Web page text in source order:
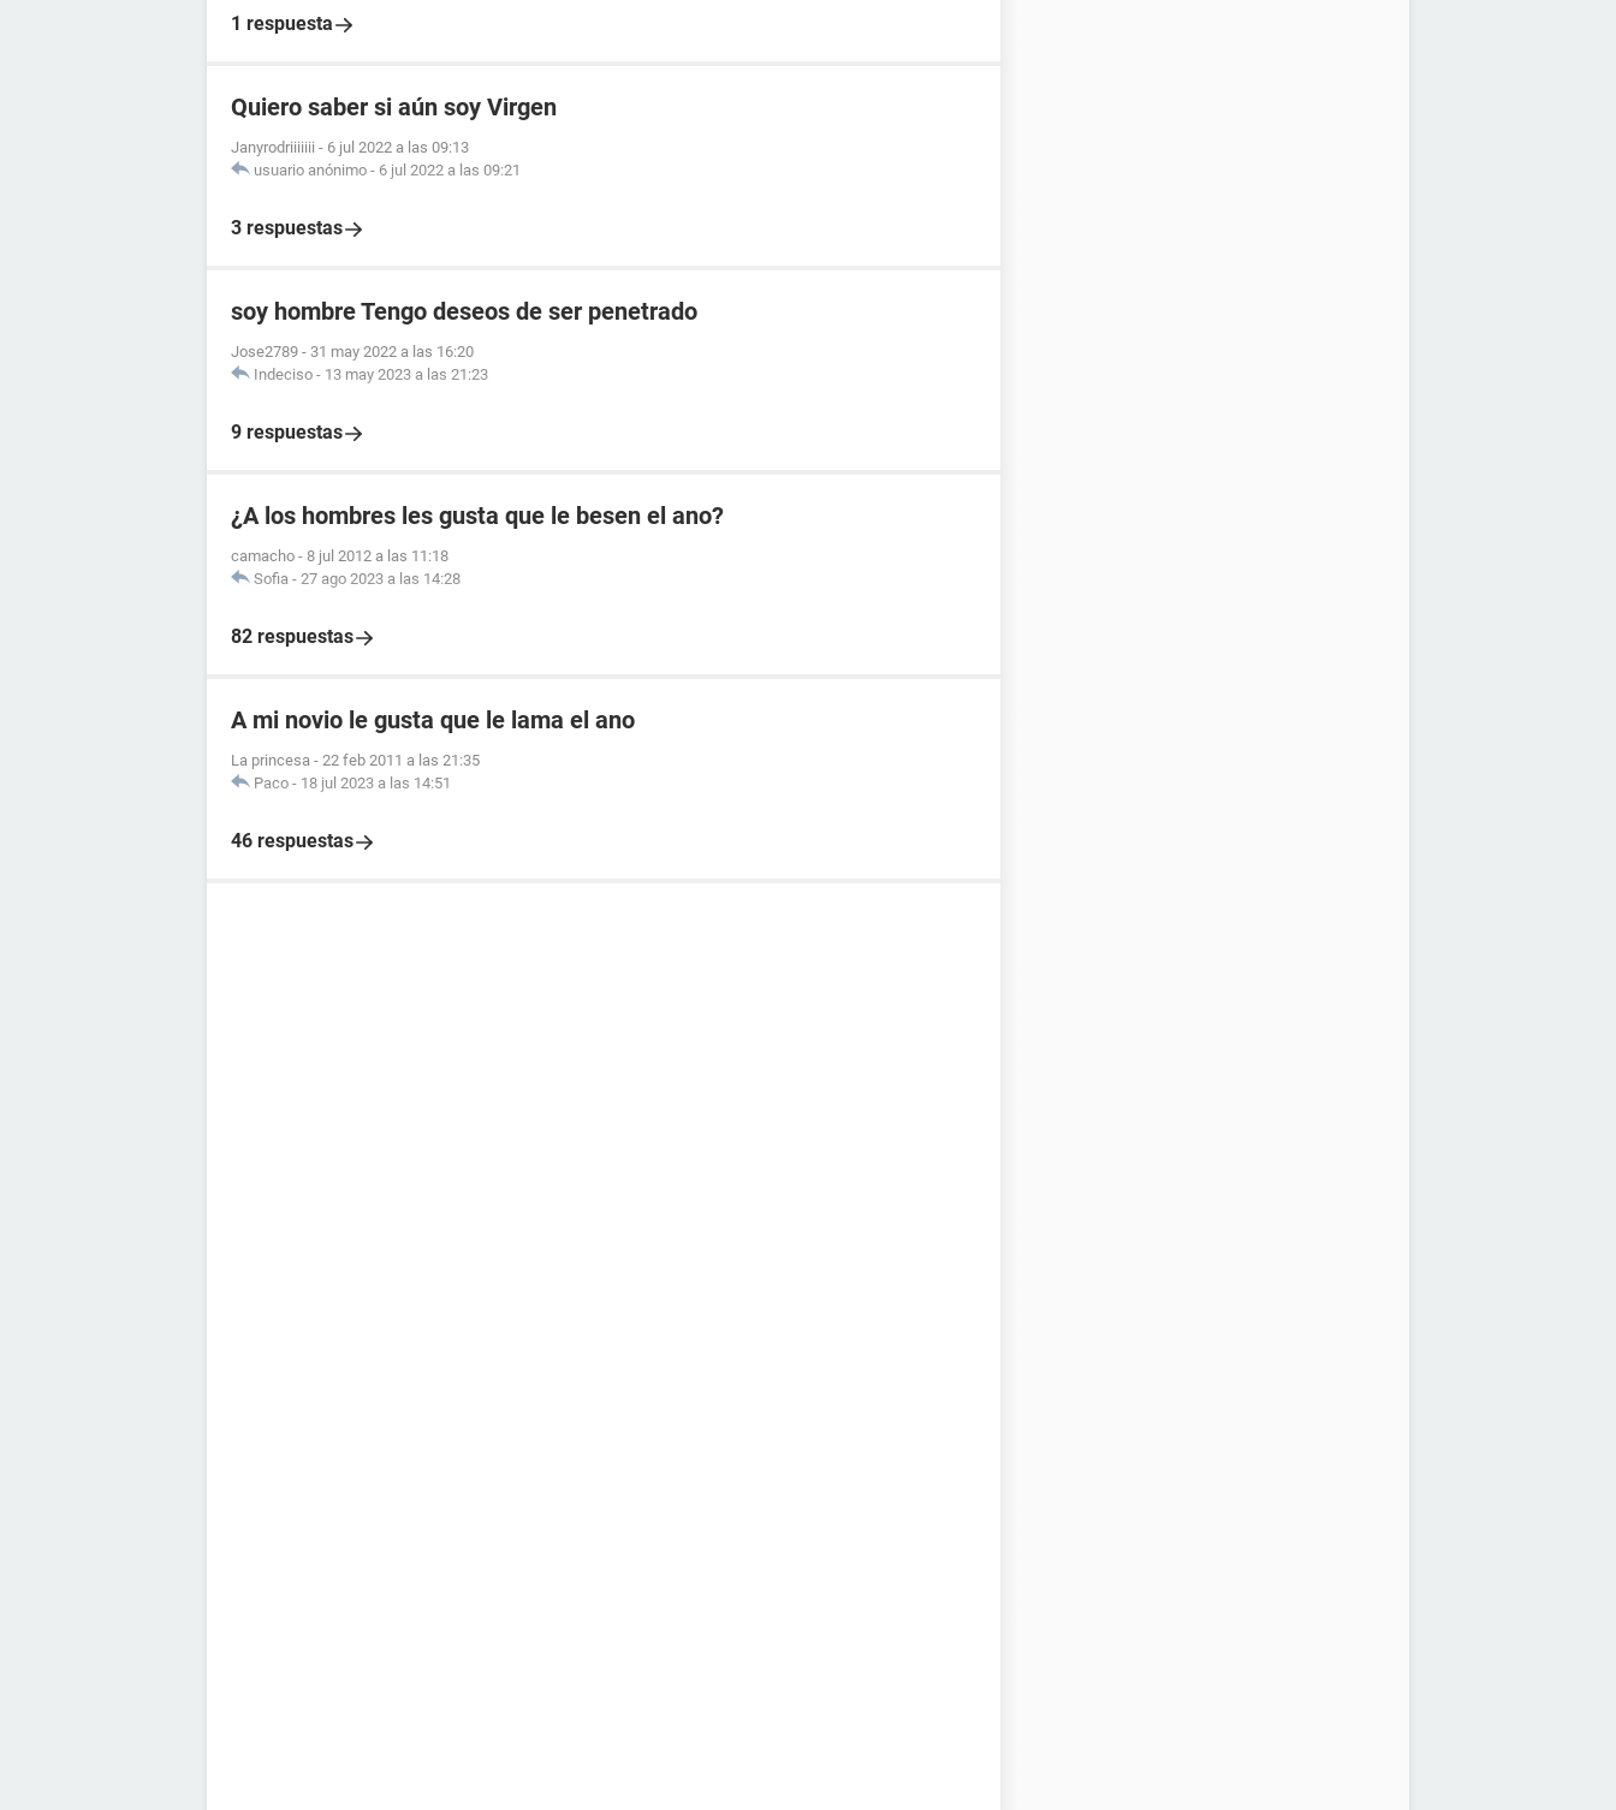
1 respuesta
Quiero saber si aún soy Virgen
Janyrodriiiiiii - 6 jul 2022 a las 09:13
usuario anónimo - 6 jul 2022 a las 09:21
3 respuestas
soy hombre Tengo deseos de ser penetrado
Jose2789 - 31 may 2022 a las 16:20
Indeciso - 13 may 2023 a las 21:23
9 respuestas
¿A los hombres les gusta que le besen el ano?
camacho - 8 jul 2012 a las 11:18
Sofia - 27 ago 2023 a las 14:28
82 respuestas
A mi novio le gusta que le lama el ano
La princesa - 22 feb 2011 a las 21:35
Paco - 18 jul 2023 a las 14:51
46 respuestas